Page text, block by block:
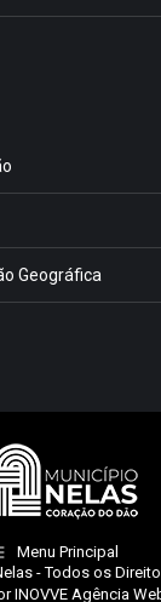
Geográfica
Menu Principal
- Todos os
INOVVE Agência